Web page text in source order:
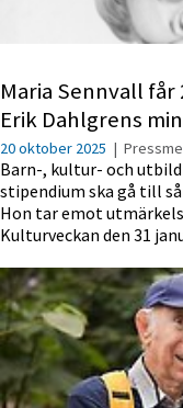
Maria Sennvall
Erik Dahlgrens
20 oktober 2025 |
Barn-, kultur- och
stipendium ska gå till
Hon tar emot
Kulturveckan den 31